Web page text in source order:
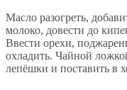
Масло разогреть,
молоко, довести до
Ввести орехи,
охладить. Чайной
лепёшки и поставить в